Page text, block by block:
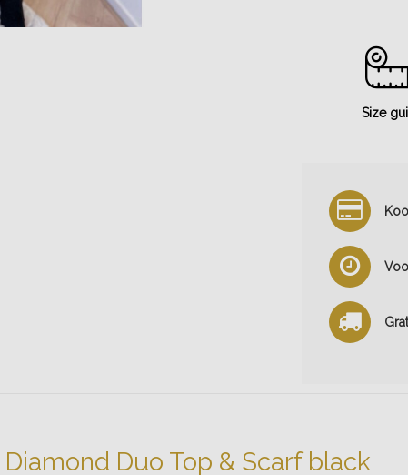
Size
Diamond Duo Top & Scarf black